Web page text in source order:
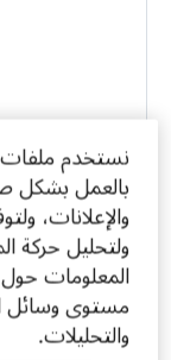
نستخدم ملفات
بالعمل
والإعلانات،
ولتحليل حركة
المعلومات
مستوى وسائل
والتحليلات.